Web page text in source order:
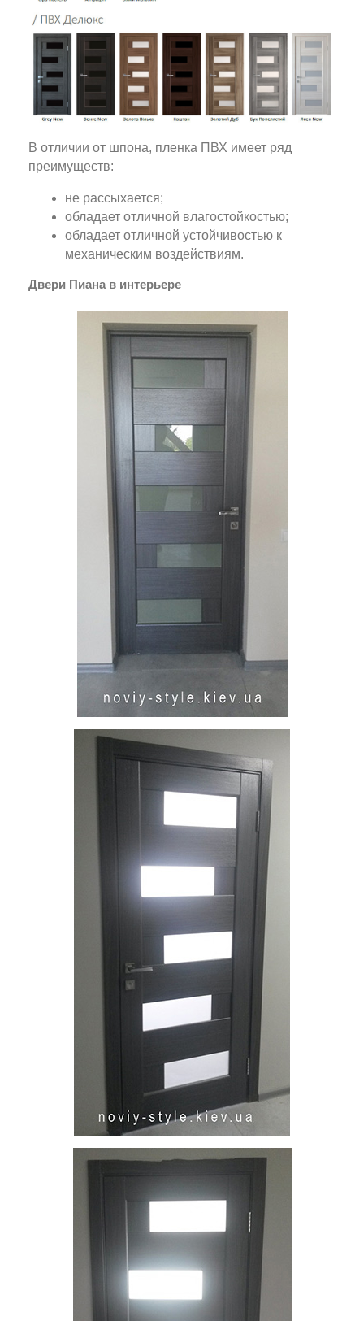
В отличии от шпона, пленка ПВХ имеет ряд
преимуществ:
не рассыхается;
обладает отличной влагостойкостью;
обладает отличной устойчивостью к
механическим воздействиям.
Двери Пиана в интерьере